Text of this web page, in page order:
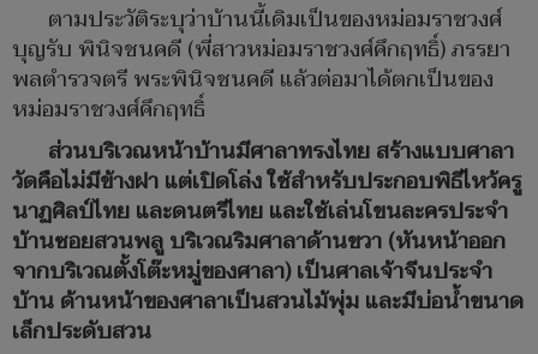
ตามประวัติระบุว่าบ้านนี้เดิมเป็นของหม่อมราชวงศ์
บุญรับ พินิจชนคดี (พี่สาวหม่อมราชวงศ์คึกฤทธิ์) ภรรยา
พลตำรวจตรี พระพินิจชนคดี แล้วต่อมาได้ตกเป็นของ
หม่อมราชวงศ์คึกฤทธิ์
ส่วนบริเวณหน้าบ้านมีศาลาทรงไทย สร้างแบบศาลา
วัดคือไม่มีข้างฝา แต่เปิดโล่ง ใช้สำหรับประกอบพิธีไหว้ครู
นาฏศิลป์ไทย และดนตรีไทย และใช้เล่นโขนละครประจำ
บ้านซอยสวนพลู บริเวณริมศาลาด้านขวา (หันหน้าออก
จากบริเวณตั้งโต๊ะหมู่ของศาลา) เป็นศาลเจ้าจีนประจำ
บ้าน ด้านหน้าของศาลาเป็นสวนไม้พุ่ม และมีบ่อน้ำขนาด
เล็กประดับสวน